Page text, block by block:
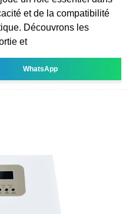
et de la compatibilité
Découvrons les
et
WhatsApp